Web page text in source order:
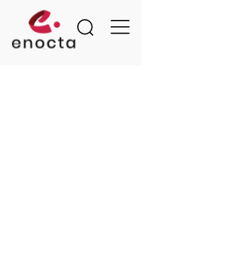
© 2026 Enocta